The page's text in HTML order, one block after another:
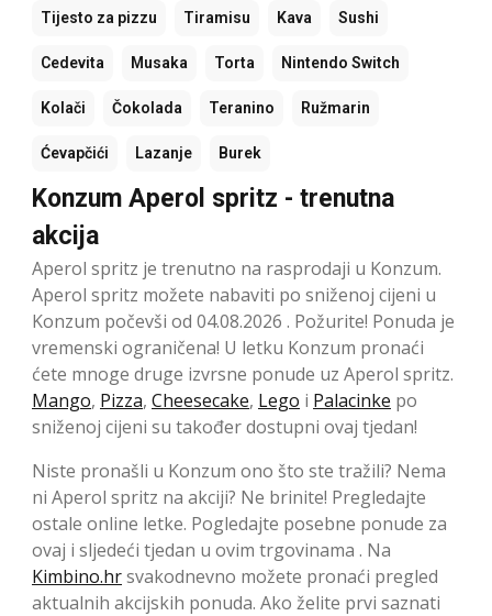
Tijesto za pizzu Tiramisu Kava Sushi
Cedevita Musaka Torta Nintendo Switch
Kolači Čokolada Teranino Ružmarin
Ćevapčići Lazanje Burek
Konzum Aperol spritz - trenutna
akcija
Aperol spritz je trenutno na rasprodaji u Konzum.
Aperol spritz možete nabaviti po sniženoj cijeni u
Konzum počevši od 04.08.2026 . Požurite! Ponuda je
vremenski ograničena! U letku Konzum pronaći
ćete mnoge druge izvrsne ponude uz Aperol spritz.
Mango, Pizza, Cheesecake, Lego i Palacinke po
sniženoj cijeni su također dostupni ovaj tjedan!
Niste pronašli u Konzum ono što ste tražili? Nema
ni Aperol spritz na akciji? Ne brinite! Pregledajte
ostale online letke. Pogledajte posebne ponude za
ovaj i sljedeći tjedan u ovim trgovinama . Na
Kimbino.hrsvakodnevno možete pronaći pregled
aktualnih akcijskih ponuda. Ako želite prvi saznati